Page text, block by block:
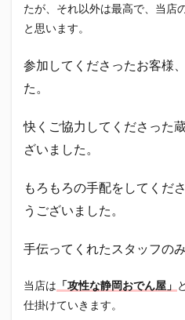
たが、それ以外は最高で、当店
と思います。
参加してくださったお客様
た。
快くご協力してくださった
ざいました。
もろもろの手配をしてくだ
うございました。
手伝ってくれたスタッフの
当店は 「攻性な静岡おでん屋」
仕掛けていきます。
日本酒
日清 春華堂
東レアローズ静岡
桜まつ
滝波商店
田中眼蛇夢
真卓朗商店
神沢川酒造場
立教大学
肋さん
臥龍梅
葵煎餅本家
藤枝MYFC
鈴木矢魔破